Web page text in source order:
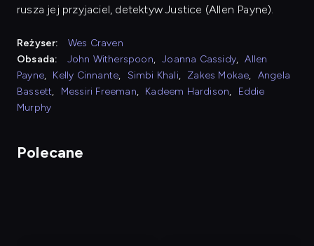
rusza jej przyjaciel, detektyw Justice (Allen Payne).
Reżyser:
Wes Craven
Obsada:
John Witherspoon, Joanna Cassidy, Allen
Payne, Kelly Cinnante, Simbi Khali, Zakes Mokae, Angela
Bassett, Messiri Freeman, Kadeem Hardison,
Eddie
Murphy
Polecane